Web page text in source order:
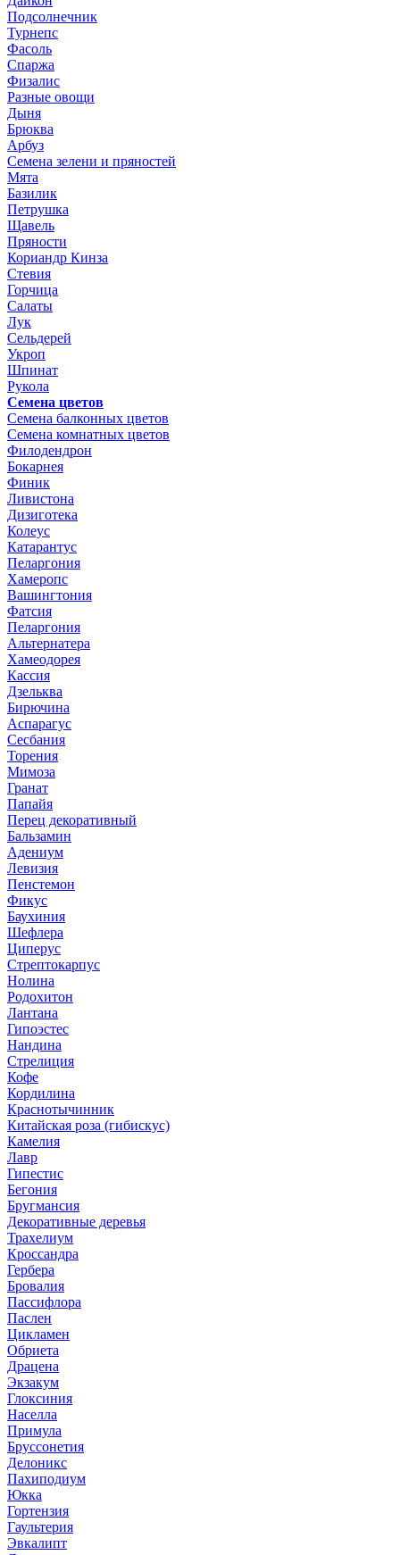
Подсолнечник
Турнепс
Фасоль
Спаржа
Физалис
Разные овощи
Дыня
Брюква
Арбуз
Семена зелени и пряностей
Мята
Базилик
Петрушка
Щавель
Пряности
Кориандр Кинза
Стевия
Горчица
Салаты
Лук
Сельдерей
Укроп
Шпинат
Рукола
Семена цветов
Семена балконных цветов
Семена комнатных цветов
Филодендрон
Бокарнея
Финик
Ливистона
Дизиготека
Колеус
Катарантус
Пеларгония
Хамеропс
Вашингтония
Фатсия
Пеларгония
Альтернатера
Хамеодорея
Кассия
Дзельква
Бирючина
Аспарагус
Сесбания
Торения
Мимоза
Гранат
Папайя
Перец декоративный
Бальзамин
Адениум
Левизия
Пенстемон
Фикус
Баухиния
Шефлера
Циперус
Стрептокарпус
Нолина
Родохитон
Лантана
Гипоэстес
Нандина
Стрелиция
Кофе
Кордилина
Краснотычинник
Китайская роза (гибискус)
Камелия
Лавр
Гипестис
Бегония
Бругмансия
Декоративные деревья
Трахелиум
Кроссандра
Гербера
Бровалия
Пассифлора
Паслен
Цикламен
Обриета
Драцена
Экзакум
Глоксиния
Населла
Примула
Бруссонетия
Делоникс
Пахиподиум
Юкка
Гортензия
Гаультерия
Эвкалипт